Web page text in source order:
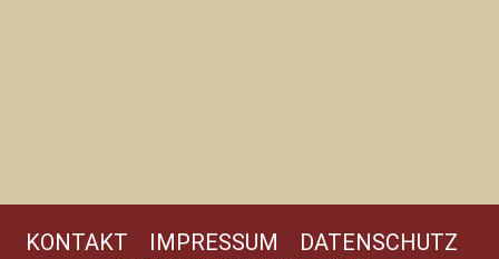
KONTAKT IMPRESSUM
DATENSCHUTZ